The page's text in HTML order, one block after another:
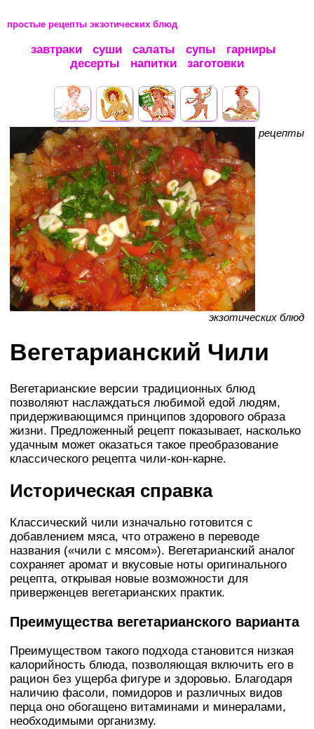
простые рецепты экзотических блюд
завтраки суши салаты супы
гарниры
десерты
напитки заготовки
рецепты
экзотических блюд
Вегетарианский Чили
Вегетарианские версии традиционных блюд
позволяют наслаждаться любимой едой людям,
придерживающимся принципов здорового образа
жизни. Предложенный рецепт показывает, насколько
удачным может оказаться такое преобразование
классического рецепта чили-кон-карне.
Историческая справка
Классический чили изначально готовится с
добавлением мяса, что отражено в переводе
названия («чили с мясом»). Вегетарианский аналог
сохраняет аромат и вкусовые ноты оригинального
рецепта, открывая новые возможности для
приверженцев вегетарианских практик.
Преимущества вегетарианского варианта
Преимуществом такого подхода становится низкая
калорийность блюда, позволяющая включить его в
рацион без ущерба фигуре и здоровью. Благодаря
наличию фасоли, помидоров и различных видов
перца оно обогащено витаминами и минералами,
необходимыми организму.